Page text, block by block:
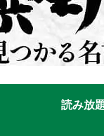
読み放